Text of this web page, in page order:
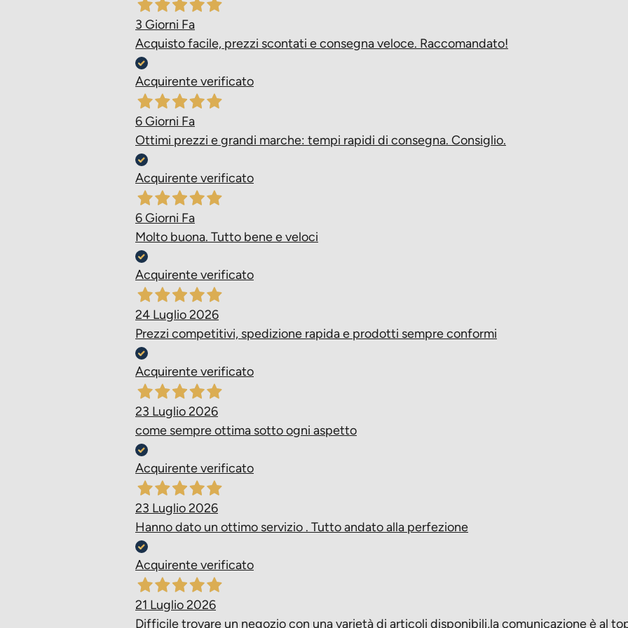
3 Giorni Fa
Acquisto facile, prezzi scontati e consegna veloce. Raccomandato!
Acquirente verificato
6 Giorni Fa
Ottimi prezzi e grandi marche: tempi rapidi di consegna. Consiglio.
Acquirente verificato
6 Giorni Fa
Molto buona. Tutto bene e veloci
Acquirente verificato
24 Luglio 2026
Prezzi competitivi, spedizione rapida e prodotti sempre conformi
Acquirente verificato
23 Luglio 2026
come sempre ottima sotto ogni aspetto
Acquirente verificato
23 Luglio 2026
Hanno dato un ottimo servizio . Tutto andato alla perfezione
Acquirente verificato
21 Luglio 2026
Difficile trovare un negozio con una varietà di articoli disponibili,la comunicazione è al